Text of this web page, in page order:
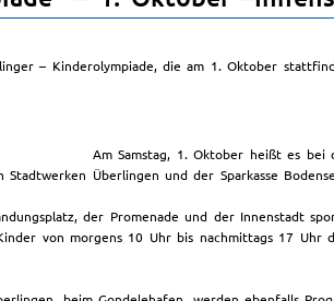
– Kinderolympiade, die am 1. Oktober
Am Samstag, 1. Oktober heißt es bei
Überlingen und der Sparkasse
der Promenade und der Innenstadt
von morgens 10 Uhr bis nachmittags 17